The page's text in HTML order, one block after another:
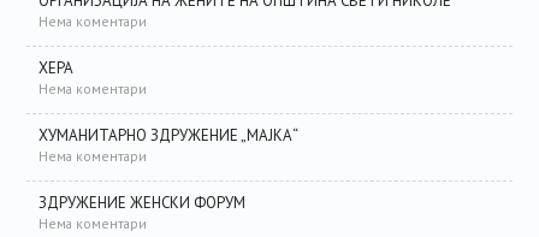
Нема коментари
ХЕРА
Нема коментари
ХУМАНИТАРНО ЗДРУЖЕНИЕ „МАЈКА“
Нема коментари
ЗДРУЖЕНИЕ ЖЕНСКИ ФОРУМ
Нема коментари